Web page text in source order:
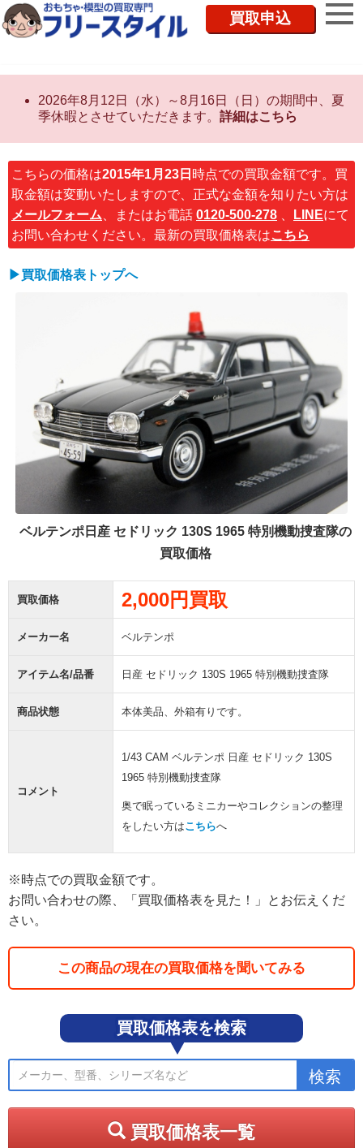
買取申込
2026年8月12日（水）～8月16日（日）の期間中、夏
季休暇とさせていただきます。 詳細はこちら
こちらの価格は2015年1月23日 時点での買取金額です。買
取金額は変動いたしますので、正式な金額を知りたい方は
メールフォーム 、またはお電話 0120-500-278 LINEにて
お問い合わせください。最新の買取価格表はこちら
▶買取価格表トップへ
ベルテンポ日産 セドリック 130S 1965 特別機動捜査隊の
買取価格
買取価格 2,000円買取
メーカー名 ベルテンポ
アイテム名/品番 日産 セドリック 130S 1965 特別機動捜査隊
商品状態 本体美品、外箱有りです。
コメント
1/43 CAM ベルテンポ 日産 セドリック 130S
1965 特別機動捜査隊
奥で眠っているミニカーやコレクションの整理
をしたい方はこちらへ
※時点での買取金額です。
お問い合わせの際、「買取価格表を見た！」とお伝えくだ
さい。
この商品の現在の買取価格を聞いてみる
買取価格表を検索
買取価格表一覧